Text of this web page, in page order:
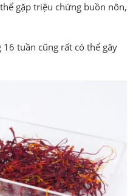
gặp triệu chứng buồn nôn,
tuần cũng rất có thể gây